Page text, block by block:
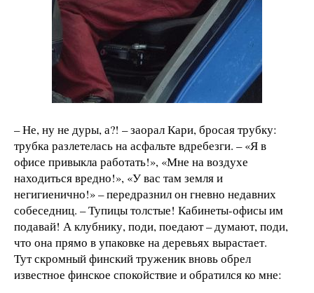
– Не, ну не дуры, а?! – заорал Кари, бросая трубку:
трубка разлетелась на асфальте вдребезги. – «Я в
офисе привыкла работать!», «Мне на воздухе
находиться вредно!», «У вас там земля и
негигиенично!» – передразнил он гневно недавних
собеседниц. – Тупицы толстые! Кабинеты-офисы им
подавай! А клубнику, поди, поедают – думают, поди,
что она прямо в упаковке на деревьях вырастает.
Тут скромный финский труженик вновь обрел
известное финское спокойствие и обратился ко мне: